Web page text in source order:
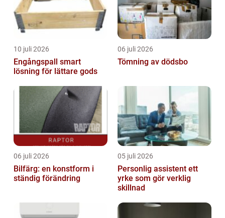
10 juli 2026
Engångspall smart
lösning för lättare gods
06 juli 2026
Tömning av dödsbo
06 juli 2026
Bilfärg: en konstform i
ständig förändring
05 juli 2026
Personlig assistent ett
yrke som gör verklig
skillnad